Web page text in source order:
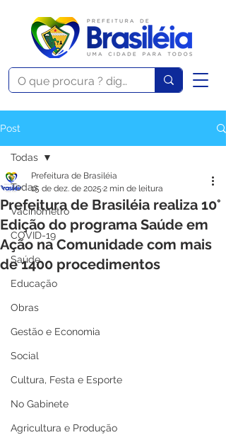
Post
Todas
Vacinômetro
COVID-19
Saúde
Educação
Obras
Gestão e Economia
Social
Cultura, Festa e Esporte
No Gabinete
Agricultura e Produção
Todas
Prefeitura de Brasiléia realiza 10°
Edição do programa Saúde em
Ação na Comunidade com mais
de 1400 procedimentos
Prefeitura de Brasiléia
15 de dez. de 2025 2 min de leitura